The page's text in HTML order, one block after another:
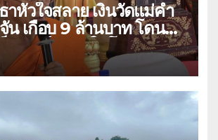
หัวใจสลาย เงินวัดแม่คำ
น เกือบ 9 ล้านบาท โดน
นเตอร์หลอกให้โอนข้ามปีก
ชี